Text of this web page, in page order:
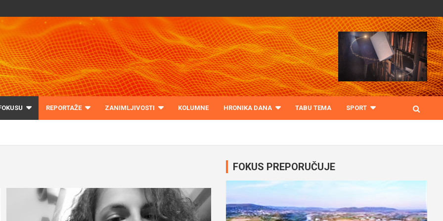
REPORTAŽE ZANIMLJIVOSTI KOLUMNE HRONIKA DANA TABU TEMA SPORT
FOKUS PREPORUČUJE